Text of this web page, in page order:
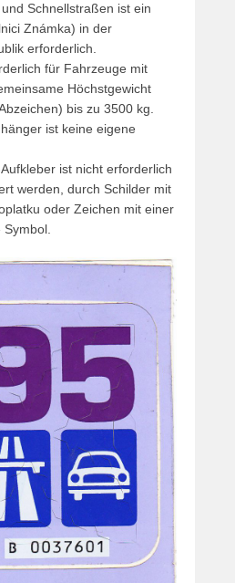
Schnellstraßen ist ein
Známka) in der
erforderlich.
für Fahrzeuge mit
Höchstgewicht
bis zu 3500 kg.
ist keine eigene
ist nicht erforderlich
werden, durch Schilder mit
oder Zeichen mit einer